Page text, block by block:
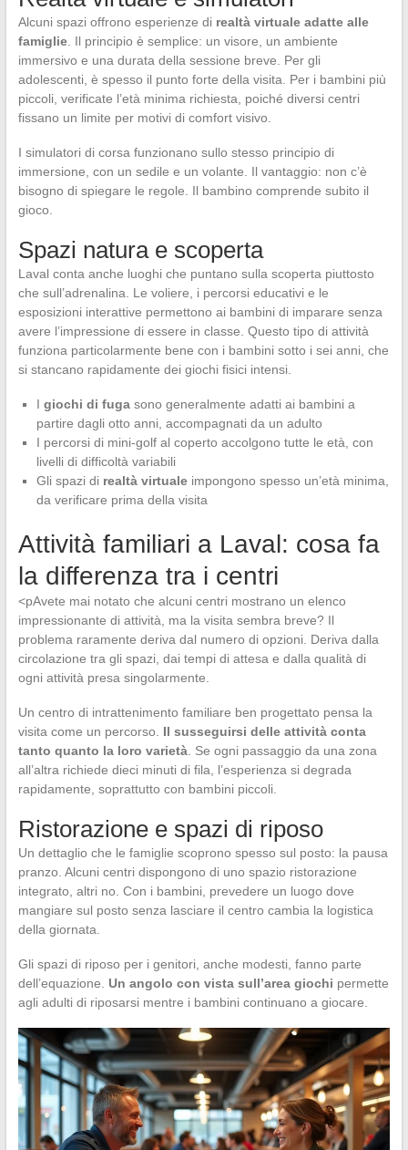
Alcuni spazi offrono esperienze di realtà virtuale adatte alle
famiglie. Il principio è semplice: un visore, un ambiente
immersivo e una durata della sessione breve. Per gli
adolescenti, è spesso il punto forte della visita. Per i bambini più
piccoli, verificate l’età minima richiesta, poiché diversi centri
fissano un limite per motivi di comfort visivo.
I simulatori di corsa funzionano sullo stesso principio di
immersione, con un sedile e un volante. Il vantaggio: non c’è
bisogno di spiegare le regole. Il bambino comprende subito il
gioco.
Spazi natura e scoperta
Laval conta anche luoghi che puntano sulla scoperta piuttosto
che sull’adrenalina. Le voliere, i percorsi educativi e le
esposizioni interattive permettono ai bambini di imparare senza
avere l’impressione di essere in classe. Questo tipo di attività
funziona particolarmente bene con i bambini sotto i sei anni, che
si stancano rapidamente dei giochi fisici intensi.
I giochi di fugasono generalmente adatti ai bambini a
partire dagli otto anni, accompagnati da un adulto
I percorsi di mini-golf al coperto accolgono tutte le età, con
livelli di difficoltà variabili
Gli spazi di realtà virtualeimpongono spesso un’età minima,
da verificare prima della visita
Attività familiari a Laval: cosa fa
la differenza tra i centri
<pAvete mai notato che alcuni centri mostrano un elenco
impressionante di attività, ma la visita sembra breve? Il
problema raramente deriva dal numero di opzioni. Deriva dalla
circolazione tra gli spazi, dai tempi di attesa e dalla qualità di
ogni attività presa singolarmente.
Un centro di intrattenimento familiare ben progettato pensa la
visita come un percorso. Il susseguirsi delle attività conta
tanto quanto la loro varietà. Se ogni passaggio da una zona
all’altra richiede dieci minuti di fila, l’esperienza si degrada
rapidamente, soprattutto con bambini piccoli.
Ristorazione e spazi di riposo
Un dettaglio che le famiglie scoprono spesso sul posto: la pausa
pranzo. Alcuni centri dispongono di uno spazio ristorazione
integrato, altri no. Con i bambini, prevedere un luogo dove
mangiare sul posto senza lasciare il centro cambia la logistica
della giornata.
Gli spazi di riposo per i genitori, anche modesti, fanno parte
dell’equazione. Un angolo con vista sull’area giochi permette
agli adulti di riposarsi mentre i bambini continuano a giocare.